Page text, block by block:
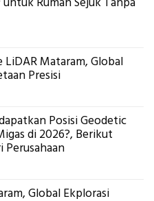
LiDAR Mataram, Global
Presisi
Posisi Geodetic
di 2026?, Berikut
Perusahaan
Global Ekplorasi